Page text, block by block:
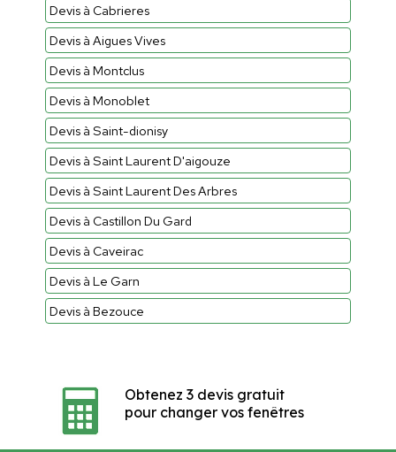
Devis à Cabrieres
Devis à Aigues Vives
Devis à Montclus
Devis à Monoblet
Devis à Saint-dionisy
Devis à Saint Laurent D'aigouze
Devis à Saint Laurent Des Arbres
Devis à Castillon Du Gard
Devis à Caveirac
Devis à Le Garn
Devis à Bezouce
Obtenez 3 devis gratuit
pour changer vos fenêtres